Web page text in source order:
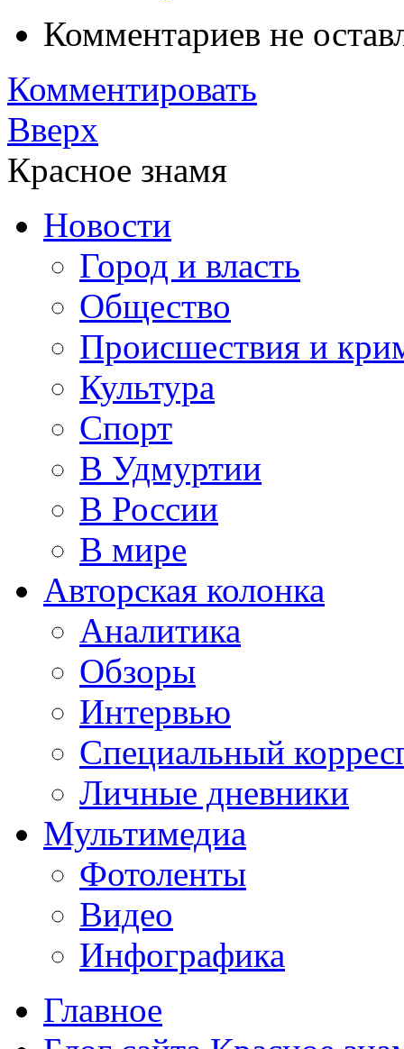
Комментариев не
Комментировать
Вверх
Красное знамя
Новости
Город и власть
Общество
Происшествия и
Культура
Спорт
В Удмуртии
В России
В мире
Авторская колонка
Аналитика
Обзоры
Интервью
Специальный
Личные дневники
Мультимедиа
Фотоленты
Видео
Инфографика
Главное